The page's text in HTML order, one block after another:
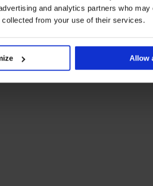
and analytics partners who may
collected from your use of their services.
Allow